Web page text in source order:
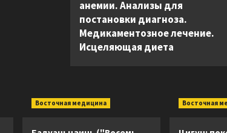
анемии. Анализы для
постановки диагноза.
Медикаментозное лечение.
Исцеляющая диета
Восточная медицина Восточная